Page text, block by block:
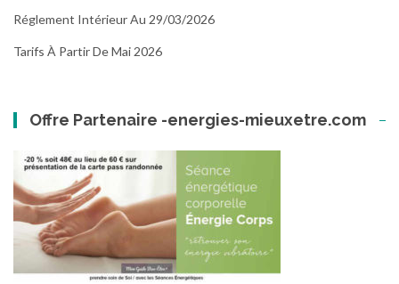
Réglement Intérieur Au 29/03/2026
Tarifs À Partir De Mai 2026
Offre Partenaire -energies-mieuxetre.com